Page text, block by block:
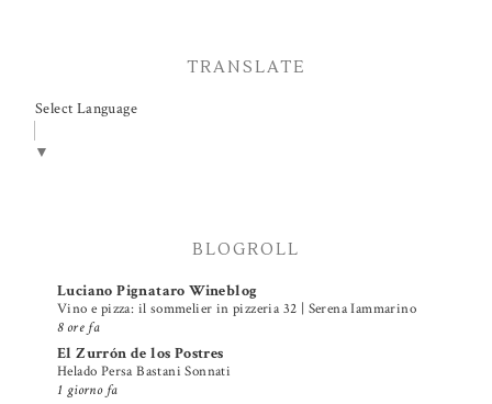
TRANSLATE
Select Language
▼
BLOGROLL
Luciano Pignataro Wineblog
Vino e pizza: il sommelier in pizzeria 32 | Serena Iammarino
8 ore fa
El Zurrón de los Postres
Helado Persa Bastani Sonnati
1 giorno fa